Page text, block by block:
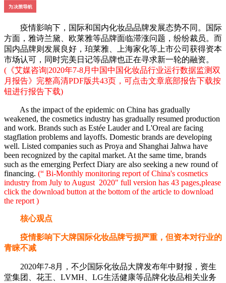
疫情影响下，国际和国内化妆品品牌发展态势不同。国际
方面，雅诗兰黛、欧莱雅等品牌面临滞涨问题，纷纷裁员。而
国内品牌则发展良好，珀莱雅、上海家化等上市公司获得资本
市场认可，同时完美日记等品牌也正在寻求新一轮的融资。
(《艾媒咨询|2020年7-8月中国中国化妆品行业运行数据监测双
月报告》完整高清PDF版共43页，可点击文章底部报告下载按
钮进行报告下载)
As the impact of the epidemic on China has gradually
weakened, the cosmetics industry has gradually resumed production
and work. Brands such as Estée Lauder and L'Oreal are facing
stagflation problems and layoffs. Domestic brands are developing
well. Listed companies such as Proya and Shanghai Jahwa have
been recognized by the capital market. At the same time, brands
such as the emerging Perfect Diary are also seeking a new round of
financing. (“ Bi-Monthly monitoring report of China's cosmetics
industry from July to August 2020" full version has 43 pages,please
click the download button at the bottom of the article to download
the report )
核心观点
疫情影响下大牌国际化妆品牌亏损严重，但资本对行业的
青睐不减
2020年7-8月，不少国际化妆品大牌发布年中财报，资生
堂集团、花王、LVMH、LG生活健康等品牌化妆品相关业务